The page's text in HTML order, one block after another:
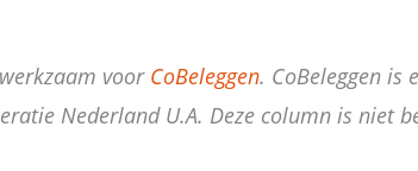
voor CoBeleggen. CoBeleggen is
Nederland U.A. Deze column is niet